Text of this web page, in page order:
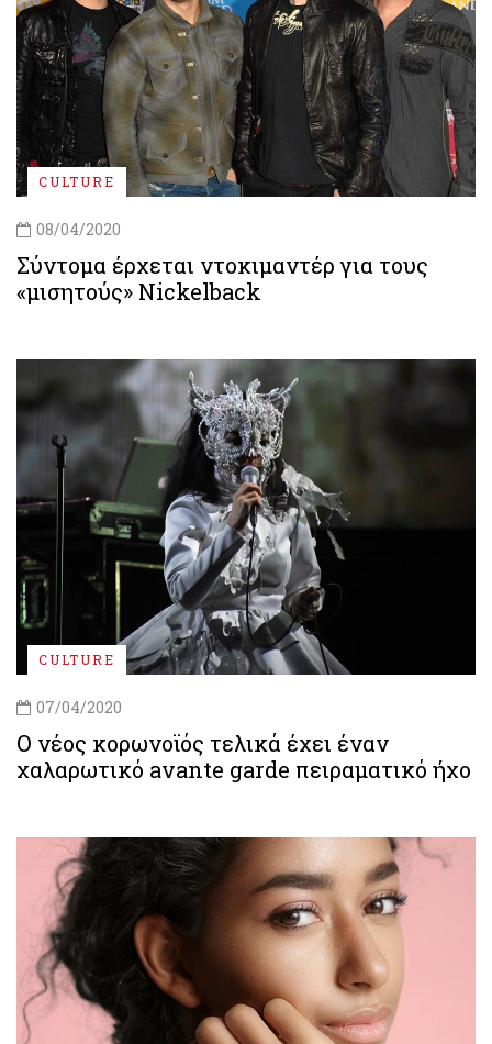
CULTURE
08/04/2020
Σύντομα έρχεται ντοκιμαντέρ για τους
«μισητούς» Nickelback
CULTURE
07/04/2020
Ο νέος κορωνοϊός τελικά έχει έναν
χαλαρωτικό avante garde πειραματικό ήχο